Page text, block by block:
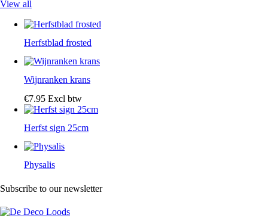
View all
Herfstblad frosted
Wijnranken krans
€7.95 Excl btw
Herfst sign 25cm
Physalis
Subscribe to our newsletter